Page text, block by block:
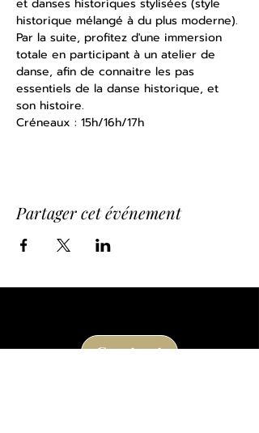
et danses historiques stylisées (style
historique mélangé à du plus moderne).
Par la suite, profitez d'une immersion
totale en participant à un atelier de
danse, afin de connaitre les pas
essentiels de la danse historique, et
son histoire.
Créneaux : 15h/16h/17h
Partager cet événement
Contact